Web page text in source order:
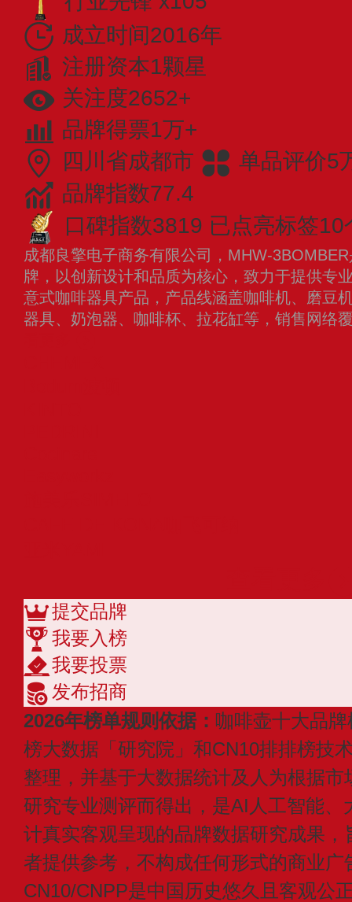
成立时间2016年
注册资本1颗星
关注度2652+
品牌得票1万+
四川省成都市
单品评价5
品牌指数77.4
口碑指数3819 已点亮标签10
成都良擎电子商务有限公司，MHW-
牌，以创新设计和品质为核心，致力于提供专
意式咖啡器具产品，产品线涵盖咖啡机、磨豆
器具、奶泡器、咖啡杯、拉花缸等，销售网络
提交品牌
我要入榜
我要投票
发布招商
2026年榜单规则依据： 咖啡壶十大品
榜大数据「研究院」和CN10排排榜技
整理，并基于大数据统计及人为根据
研究专业测评而得出，是AI人工智能、
计真实客观呈现的品牌数据研究成果
者提供参考，不构成任何形式的商业广
CN10/CNPP是中国历史悠久且客观公